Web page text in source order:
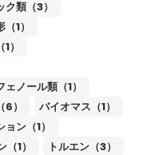
類（3）
1）
）
ェノール類（1）
）
バイオマス（1）
ン（1）
1）
トルエン（3）